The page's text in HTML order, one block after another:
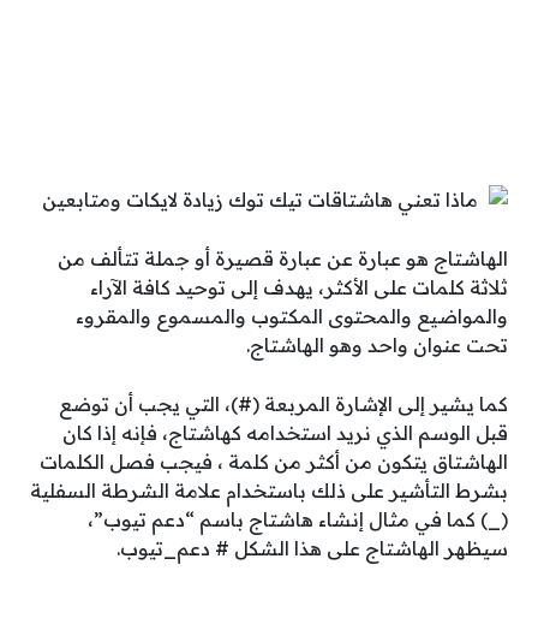
الهاشتاج هو عبارة عن عبارة قصيرة أو جملة تتألف من
ثلاثة كلمات على الأكثر، يهدف إلى توحيد كافة الآراء
والمواضيع والمحتوى المكتوب والمسموع والمقروء
تحت عنوان واحد وهو الهاشتاج.
كما يشير إلى الإشارة المربعة (#)، التي يجب أن توضع
قبل الوسم الذي نريد استخدامه كهاشتاج، فإنه إذا كان
الهاشتاق يتكون من أكثر من كلمة ، فيجب فصل الكلمات
بشرط التأشير على ذلك باستخدام علامة الشرطة السفلية
(_) كما في مثال إنشاء هاشتاج باسم “دعم تيوب”،
سيظهر الهاشتاج على هذا الشكل # دعم_تيوب.